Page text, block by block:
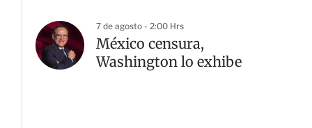
7 de agosto - 2:00 Hrs
México censura,
Washington lo exhibe